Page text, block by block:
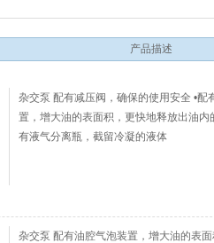
产品描述
杂交泵 配有减压阀，确保的使用安全 •配
置，增大油的表面积，更快地释放出油内
有液气分离瓶，截留冷凝的液体
杂交泵 配有油腔气泡装置，增大油的表